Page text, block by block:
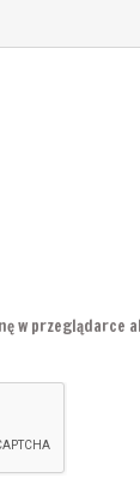
w przeglądarce